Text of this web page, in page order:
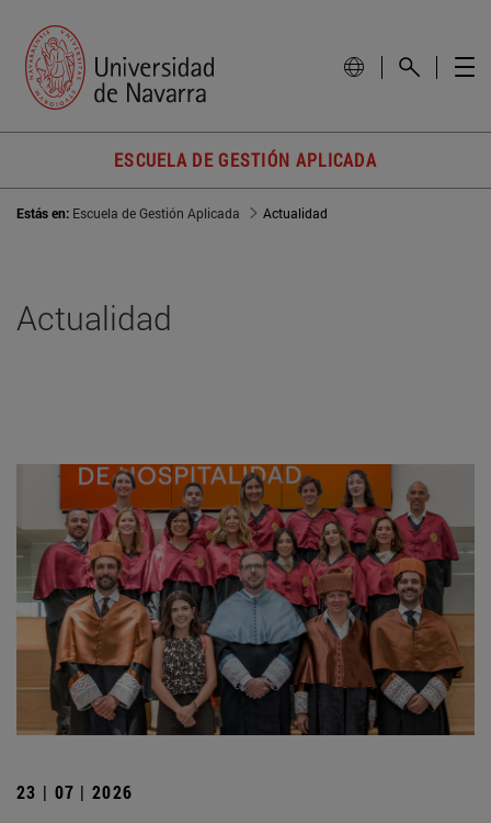
ESCUELA DE GESTIÓN APLICADA
Estás en: Escuela de Gestión Aplicada Actualidad
Actualidad
23 | 07 | 2026